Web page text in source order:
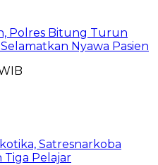
Polres Bitung Turun
Nyawa Pasien
Satresnarkoba
Tiga Pelajar